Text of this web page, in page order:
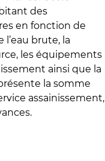
des
en fonction de
brute, la
les équipements
ainsi que la
la somme
assainissement,